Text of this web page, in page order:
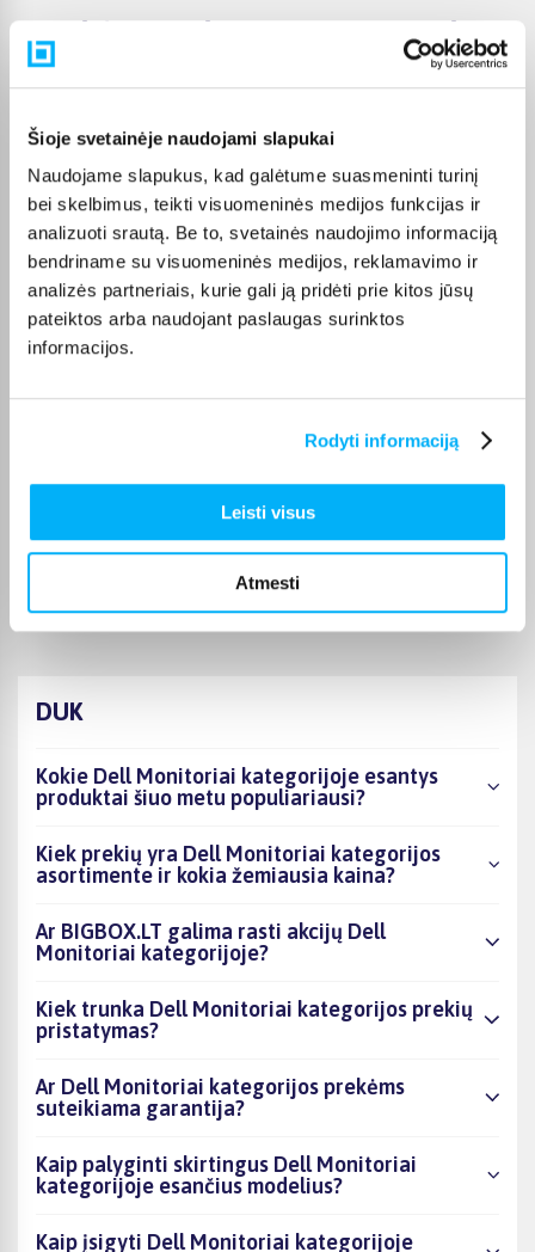
Šioje svetainėje naudojami slapukai
Naudojame slapukus, kad galėtume suasmeninti turinį
bei skelbimus, teikti visuomeninės medijos funkcijas ir
analizuoti srautą. Be to, svetainės naudojimo informaciją
bendriname su visuomeninės medijos, reklamavimo ir
analizės partneriais, kurie gali ją pridėti prie kitos jūsų
pateiktos arba naudojant paslaugas surinktos
informacijos.
Rodyti informaciją
Leisti visus
Atmesti
Pirkėjų atsiliepimai apie prekes
As patenkintas, puikus vaizdas
Mantas B.
Patvirtintas pirkėjas
+
puikus TV virtuvei, geros spalvos, garso pakanka, youtube veikia, ko
DUK
Kokie Dell Monitoriai kategorijoje esantys
produktai šiuo metu populiariausi?
Kiek prekių yra Dell Monitoriai kategorijos
asortimente ir kokia žemiausia kaina?
Ar BIGBOX.LT galima rasti akcijų Dell
Monitoriai kategorijoje?
Kiek trunka Dell Monitoriai kategorijos prekių
pristatymas?
Ar Dell Monitoriai kategorijos prekėms
suteikiama garantija?
Kaip palyginti skirtingus Dell Monitoriai
kategorijoje esančius modelius?
Kaip įsigyti Dell Monitoriai kategorijoje